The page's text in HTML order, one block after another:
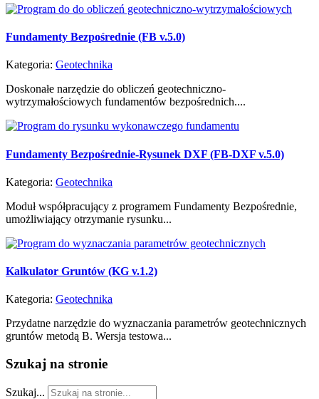
Fundamenty Bezpośrednie (FB v.5.0)
Kategoria: Geotechnika
Doskonałe narzędzie do obliczeń geotechniczno-
wytrzymałościowych fundamentów bezpośrednich....
Fundamenty Bezpośrednie-Rysunek DXF (FB-DXF v.5.0)
Kategoria: Geotechnika
Moduł współpracujący z programem Fundamenty Bezpośrednie,
umożliwiający otrzymanie rysunku...
Kalkulator Gruntów (KG v.1.2)
Kategoria: Geotechnika
Przydatne narzędzie do wyznaczania parametrów geotechnicznych
gruntów metodą B. Wersja testowa...
Szukaj na stronie
Szukaj...